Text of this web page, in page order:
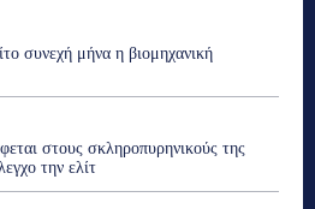
συνεχή μήνα η βιομηχανική
στους σκληροπυρηνικούς της
την ελίτ